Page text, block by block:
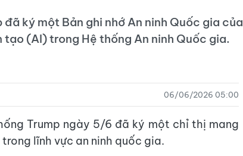
ký một Bản ghi nhớ An ninh Quốc gia của
tạo (AI) trong Hệ thống An ninh Quốc gia.
06/06/2026 05:00
Trump ngày 5/6 đã ký một chỉ thị mang
lĩnh vực an ninh quốc gia.